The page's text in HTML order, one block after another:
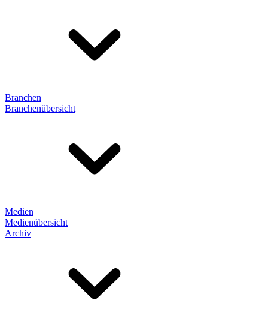
Branchen
Branchenübersicht
Medien
Medienübersicht
Archiv